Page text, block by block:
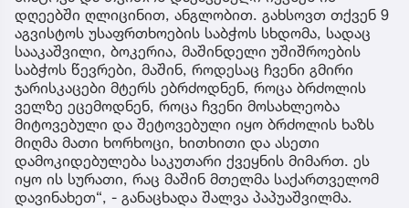
დღეებში ღლიცინით, ანგლობით. გახსოვთ თქვენ 9
აგვისტოს უსაფრთხოების საბჭოს სხდომა, სადაც
სააკაშვილი, ბოკერია, მაშინდელი უშიშროების
საბჭოს წევრები, მაშინ, როდესაც ჩვენი გმირი
ჯარისკაცები მტერს ებრძოდნენ, როცა ბრძოლის
ველზე ეცემოდნენ, როცა ჩვენი მოსახლეობა
მიტოვებული და შეტოვებული იყო ბრძოლის ხაზს
მიღმა მათი ხორხოცი, ხითხითი და ასეთი
დამოკიდებულება საკუთარი ქვეყნის მიმართ. ეს
იყო ის სურათი, რაც მაშინ მთელმა საქართველომ
დავინახეთ“, - განაცხადა შალვა პაპუაშვილმა.